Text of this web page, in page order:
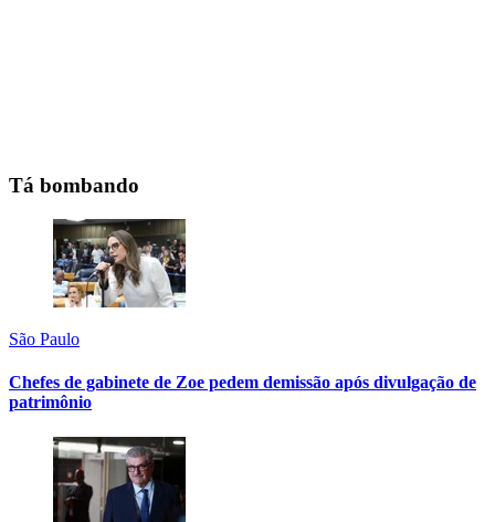
Tá bombando
São Paulo
Chefes de gabinete de Zoe pedem demissão após divulgação de
patrimônio